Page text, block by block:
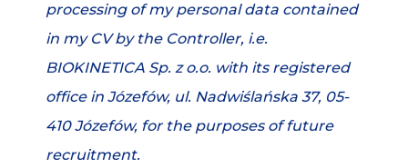
processing of my personal data contained
in my CV by the Controller, i.e.
BIOKINETICA Sp. z o.o. with its registered
office in Józefów, ul. Nadwiślańska 37, 05-
410 Józefów, for the purposes of future
recruitment.